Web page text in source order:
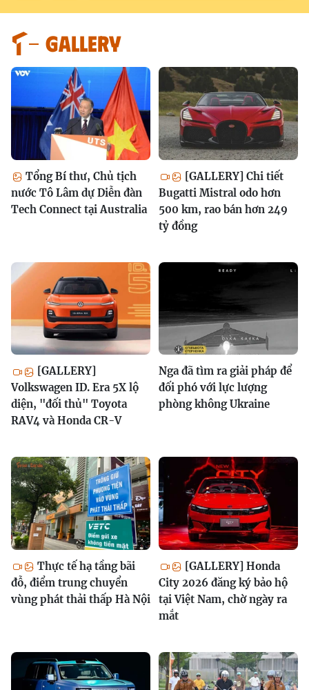
GALLERY
Tổng Bí thư, Chủ tịch
nước Tô Lâm dự Diễn đàn
Tech Connect tại Australia
[GALLERY] Chi tiết
Bugatti Mistral odo hơn
500 km, rao bán hơn 249
tỷ đồng
[GALLERY]
Volkswagen ID. Era 5X lộ
diện, "đối thủ" Toyota
RAV4 và Honda CR-V
Nga đã tìm ra giải pháp để
đối phó với lực lượng
phòng không Ukraine
Thực tế hạ tầng bãi
đỗ, điểm trung chuyển
vùng phát thải thấp Hà Nội
[GALLERY] Honda
City 2026 đăng ký bảo hộ
tại Việt Nam, chờ ngày ra
mắt